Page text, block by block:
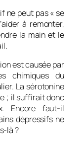
ne peut pas « se
à remonter,
la main et le
est causée par
chimiques du
La sérotonine
; il suffirait donc
Encore faut-il
dépressifs ne
là ?